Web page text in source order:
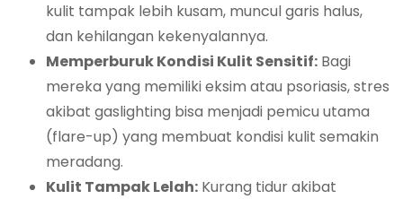
kulit tampak lebih kusam, muncul garis halus,
dan kehilangan kekenyalannya.
Memperburuk Kondisi Kulit Sensitif: Bagi
mereka yang memiliki eksim atau psoriasis, stres
akibat gaslighting bisa menjadi pemicu utama
(flare-up) yang membuat kondisi kulit semakin
meradang.
Kulit Tampak Lelah: Kurang tidur akibat